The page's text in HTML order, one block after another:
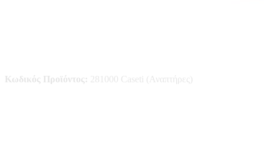
Κωδικός Προϊόντος: 281000 Caseti (Αναπτήρες)